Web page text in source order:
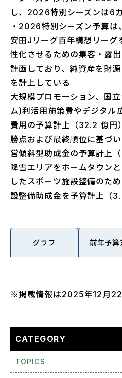
し、2026特別シーズンは6
・2026特別シーズン予算は
安田Jリーグ百年構想リーグ
性化させるための集客・露
計画しており、純資産を財
を計上している
大規模プロモーション、国
ム)利活用施策費やデジタル
費用の予算計上（32.2 億円）
勝点および最終順位に基づ
営傾斜型助成金の予算計上（
降雪エリアをホームタウン
したスポーツ施設整備のた
設整備助成金を予算計上（
グラフ 前年予算
※掲載情報は2025年12月22
CATEGORY
TOPICS